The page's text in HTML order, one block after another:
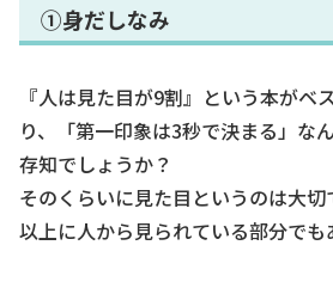
①身だしなみ
『人は見た目が9割』という本がベ
り、「第一印象は3秒で決まる」な
存知でしょうか？
そのくらいに見た目というのは大切
以上に人から見られている部分でも